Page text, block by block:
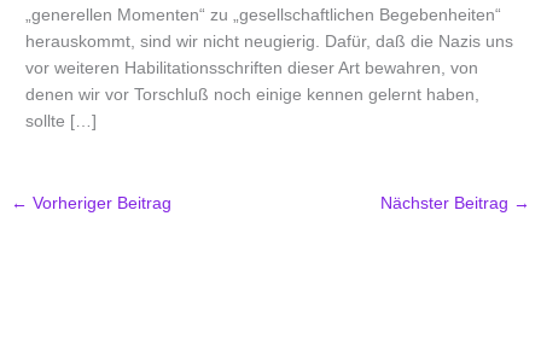
„generellen Momenten“ zu „gesellschaftlichen Begebenheiten“
herauskommt, sind wir nicht neugierig. Dafür, daß die Nazis uns
vor weiteren Habilitationsschriften dieser Art bewahren, von
denen wir vor Torschluß noch einige kennen gelernt haben,
sollte […]
← Vorheriger Beitrag Nächster Beitrag →